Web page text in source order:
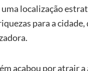
localização
para a cidade,
acabou por atrair